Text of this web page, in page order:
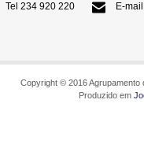
Tel 234 920 220 E-
Copyright © 2016
Produzido em